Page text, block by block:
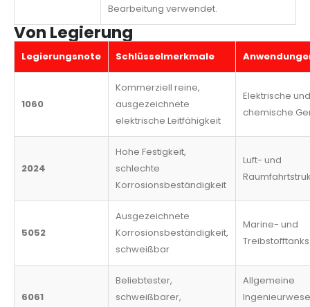
Bearbeitung verwendet.
Von Legierung
Legierungsnote Schlüsselmerkmale
1060
Kommerziell reine,
ausgezeichnete
elektrische Leitfähigkeit
Elektrische und
chemische
2024
Hohe Festigkeit,
schlechte
Korrosionsbeständigkeit
Luft- und
5052
Ausgezeichnete
Korrosionsbeständigkeit,
schweißbar
Marine- und
Treibstofftanks
6061
Beliebtester,
schweißbarer,
Allgemeine